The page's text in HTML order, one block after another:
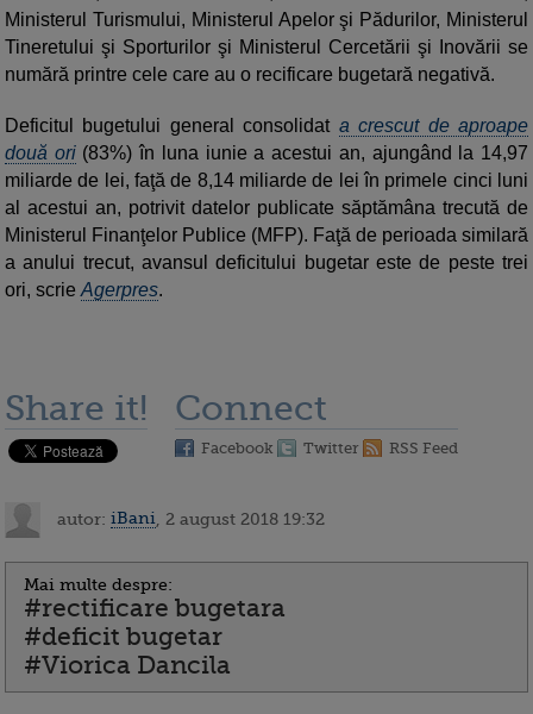
Ministerul Turismului, Ministerul Apelor şi Pădurilor, Ministerul
Tineretului şi Sporturilor şi Ministerul Cercetării şi Inovării se
numără printre cele care au o recificare bugetară negativă.
Deficitul bugetului general consolidat a crescut de aproape
două ori(83%) în luna iunie a acestui an, ajungând la 14,97
miliarde de lei, faţă de 8,14 miliarde de lei în primele cinci luni
al acestui an, potrivit datelor publicate săptămâna trecută de
Ministerul Finanţelor Publice (MFP). Faţă de perioada similară
a anului trecut, avansul deficitului bugetar este de peste trei
ori, scrie Agerpres.
Share it! Connect
Facebook Twitter RSS Feed
autor: iBani , 2 august 2018 19:32
Mai multe despre:
#rectificare bugetara
#deficit bugetar
#Viorica Dancila